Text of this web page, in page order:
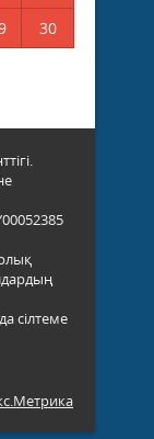
30
сілтеме